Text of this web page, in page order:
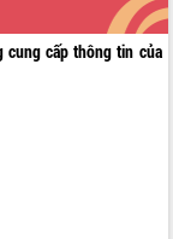
cung cấp thông tin của